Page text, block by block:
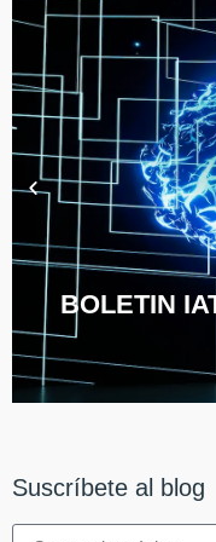
BOLETIN
Suscríbete al blog